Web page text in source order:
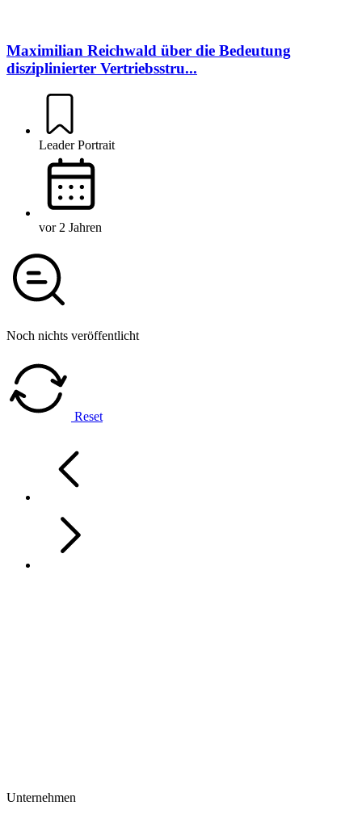
Maximilian Reichwald über die Bedeutung
disziplinierter Vertriebsstru...
Leader Portrait
vor 2 Jahren
Noch nichts veröffentlicht
Reset
Unternehmen